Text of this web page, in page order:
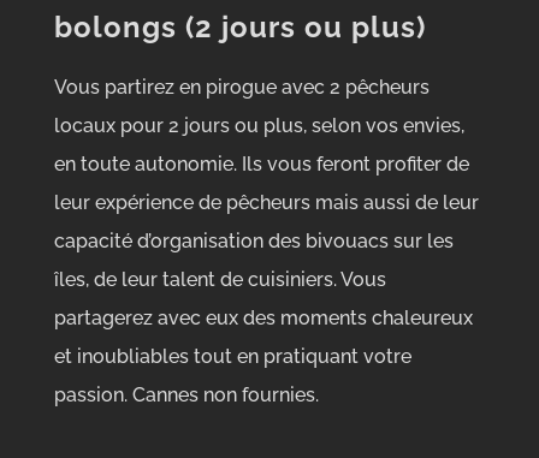
bolongs (2 jours ou plus)
Vous partirez en pirogue avec 2 pêcheurs
locaux pour 2 jours ou plus, selon vos envies,
en toute autonomie. Ils vous feront profiter de
leur expérience de pêcheurs mais aussi de leur
capacité d’organisation des bivouacs sur les
îles, de leur talent de cuisiniers. Vous
partagerez avec eux des moments chaleureux
et inoubliables tout en pratiquant votre
passion. Cannes non fournies.